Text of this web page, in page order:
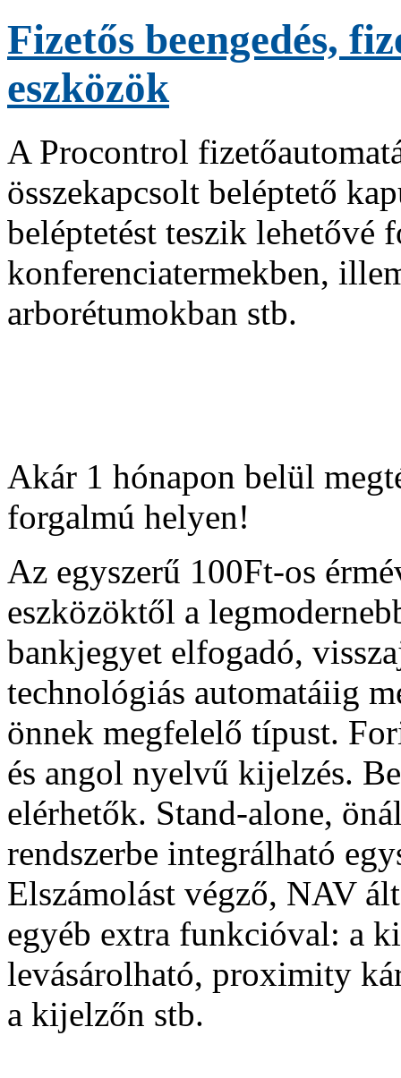
Fizetős beengedés,
eszközök
A Procontrol
összekapcsolt beléptető
beléptetést teszik lehetővé
konferenciatermekben,
arborétumokban stb.
Akár 1 hónapon belül
forgalmú helyen!
Az egyszerű 100Ft-os
eszközöktől a
bankjegyet elfogadó,
technológiás automatáiig
önnek megfelelő típust.
és angol nyelvű kijelzés.
elérhetők. Stand-alone,
rendszerbe integrálható
Elszámolást végző, NAV
egyéb extra funkcióval: a
levásárolható, proximity
a kijelzőn stb.